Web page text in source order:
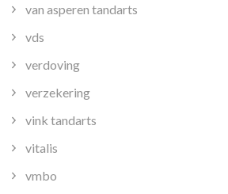
van asperen tandarts
vds
verdoving
verzekering
vink tandarts
vitalis
vmbo